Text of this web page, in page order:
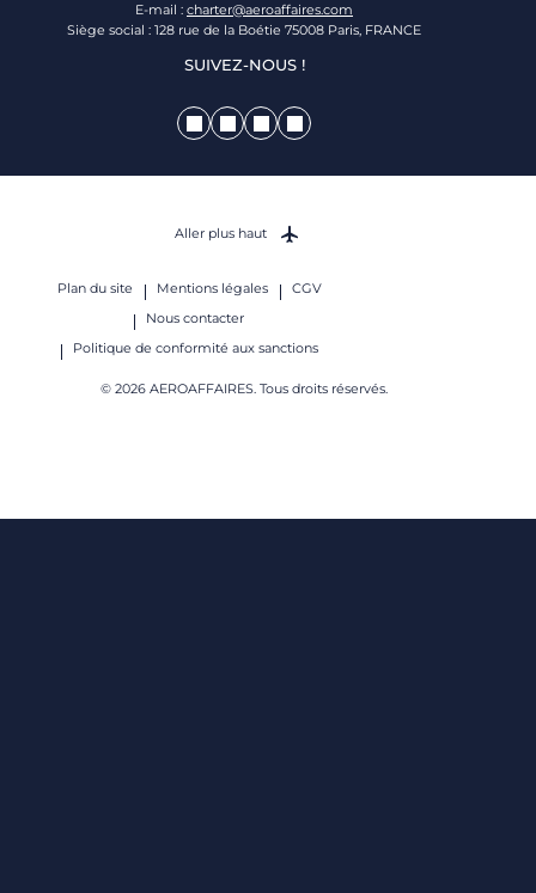
E-mail : charter@aeroaffaires.com
Siège social : 128 rue de la Boétie 75008 Paris, FRANCE
SUIVEZ-NOUS !
Plan du site Mentions légales
CGV
Nous contacter
Politique de conformité aux sanctions
© 2026 AEROAFFAIRES. Tous droits réservés.
Aller plus haut